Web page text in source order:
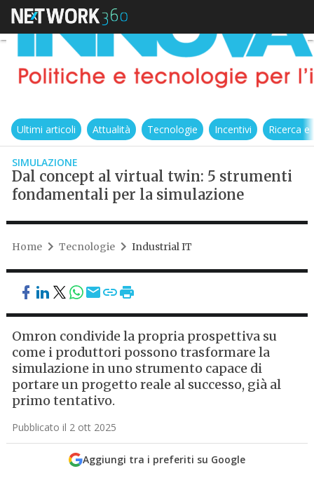
Ultimi articoli Attualità Tecnologie Incentivi Ricerca
SIMULAZIONE
Dal concept al virtual twin: 5 strumenti
fondamentali per la simulazione
Home Tecnologie Industrial IT
Omron condivide la propria prospettiva su
come i produttori possono trasformare la
simulazione in uno strumento capace di
portare un progetto reale al successo, già al
primo tentativo.
Pubblicato il 2 ott 2025
Aggiungi tra i preferiti su Google